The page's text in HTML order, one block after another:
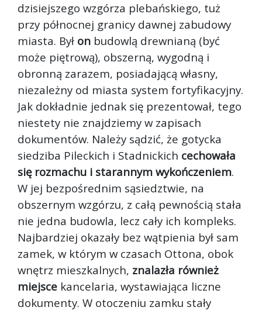
dzisiejszego wzgórza plebańskiego, tuż
przy północnej granicy dawnej zabudowy
miasta. Był on budowlą drewnianą (być
może piętrową), obszerną, wygodną i
obronną zarazem, posiadającą własny,
niezależny od miasta system fortyfikacyjny.
Jak dokładnie jednak się prezentował, tego
niestety nie znajdziemy w zapisach
dokumentów. Należy sądzić, że gotycka
siedziba Pileckich i Stadnickich cechowała
się rozmachu i starannym wykończeniem.
W jej bezpośrednim sąsiedztwie, na
obszernym wzgórzu, z całą pewnością stała
nie jedna budowla, lecz cały ich kompleks.
Najbardziej okazały bez wątpienia był sam
zamek, w którym w czasach Ottona, obok
wnętrz mieszkalnych, znalazła również
miejsce kancelaria, wystawiająca liczne
dokumenty. W otoczeniu zamku stały